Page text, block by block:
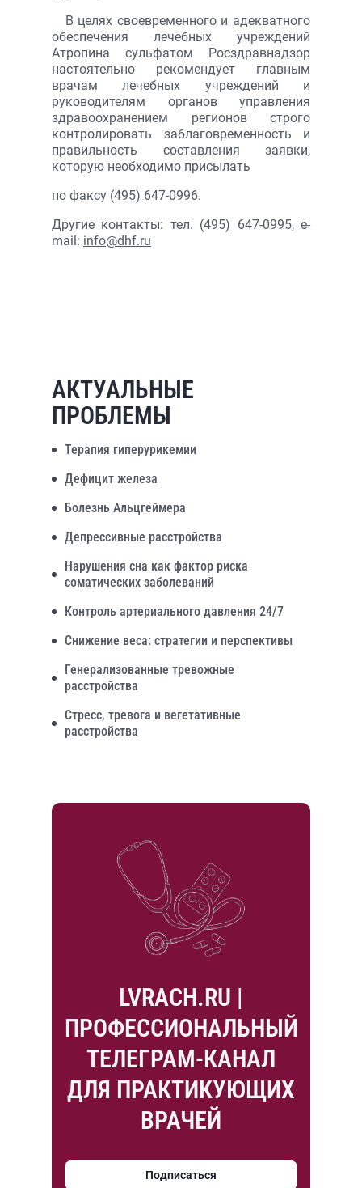
В целях своевременного и адекватного
обеспечения лечебных учреждений
Атропина сульфатом Росздравнадзор
настоятельно рекомендует главным
врачам лечебных учреждений и
руководителям органов управления
здравоохранением регионов строго
контролировать заблаговременность и
правильность составления заявки,
которую необходимо присылать
по факсу (495) 647-0996.
Другие контакты: тел. (495) 647-0995, e-
mail: info@dhf.ru
АКТУАЛЬНЫЕ
ПРОБЛЕМЫ
Терапия гиперурикемии
Дефицит железа
Болезнь Альцгеймера
Депрессивные расстройства
Нарушения сна как фактор риска
соматических заболеваний
Контроль артериального давления 24/7
Снижение веса: стратегии и перспективы
Генерализованные тревожные
расстройства
Стресс, тревога и вегетативные
расстройства
LVRACH.RU |
ПРОФЕССИОНАЛЬНЫЙ
ТЕЛЕГРАМ-КАНАЛ
ДЛЯ ПРАКТИКУЮЩИХ
ВРАЧЕЙ
Подписаться